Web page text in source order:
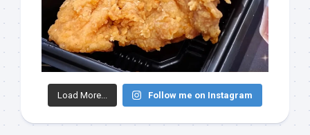
Load More... Follow me on Instagram